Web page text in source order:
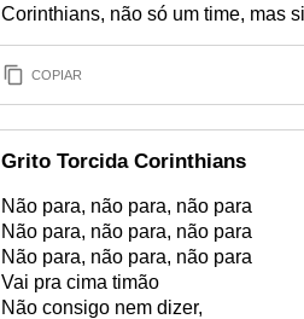
Corinthians, não só um time, mas
COPIAR
Grito Torcida Corinthians
Não para, não para, não para
Não para, não para, não para
Não para, não para, não para
Vai pra cima timão
Não consigo nem dizer,